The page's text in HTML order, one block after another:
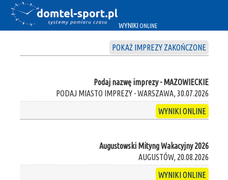
WYNIKI ONLINE
POKAŻ IMPREZY ZAKOŃCZONE
Podaj nazwę imprezy - MAZOWIECKIE
PODAJ MIASTO IMPREZY - WARSZAWA, 30.07.2026
WYNIKI ONLINE
Augustowski Mityng Wakacyjny 2026
AUGUSTÓW, 20.08.2026
WYNIKI ONLINE